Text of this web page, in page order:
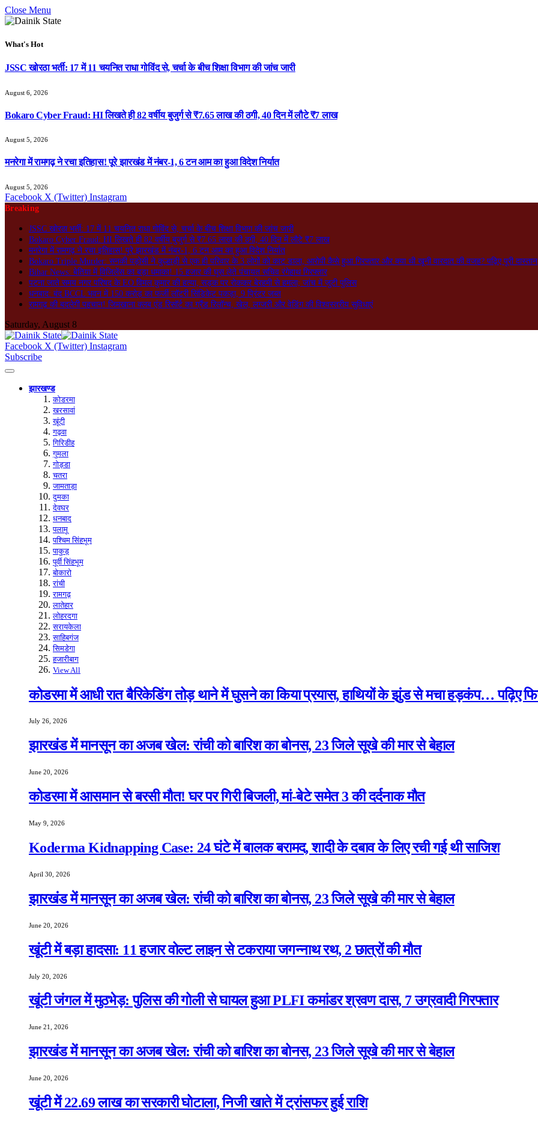
Close Menu
What's Hot
JSSC खोरठा भर्ती: 17 में 11 चयनित राधा गोविंद से, चर्चा के बीच शिक्षा विभाग की जांच जारी
August 6, 2026
Bokaro Cyber Fraud: HI लिखते ही 82 वर्षीय बुजुर्ग से ₹7.65 लाख की ठगी, 40 दिन में लौटे ₹7 लाख
August 5, 2026
मनरेगा में रामगढ़ ने रचा इतिहास! पूरे झारखंड में नंबर-1, 6 टन आम का हुआ विदेश निर्यात
August 5, 2026
Facebook X (Twitter) Instagram
Breaking
JSSC खोरठा भर्ती: 17 में 11 चयनित राधा गोविंद से, चर्चा के बीच शिक्षा विभाग की जांच जारी
Bokaro Cyber Fraud: HI लिखते ही 82 वर्षीय बुजुर्ग से ₹7.65 लाख की ठगी, 40 दिन में लौटे ₹7 लाख
मनरेगा में रामगढ़ ने रचा इतिहास! पूरे झारखंड में नंबर-1, 6 टन आम का हुआ विदेश निर्यात
Bokaro Triple Murder: सनकी पड़ोसी ने कुल्हाड़ी से एक ही परिवार के 3 लोगों को काट डाला, आरोपी कैसे हुआ गिरफ्तार और क्या थी खूनी वारदात की वजह? पढ़िए पूरी दास्तान
Bihar News: बेतिया में विजिलेंस का बड़ा धमाका! 15 हजार की घूस लेते पंचायत सचिव रंगेहाथ गिरफ्तार
पटना जाते समय नगर परिषद के EO विमल कुमार की हत्या, सड़क पर रोककर बेरहमी से हमला; जांच में जुटी पुलिस
धनबाद: बंद BCCL भवन में 150 करोड़ का फर्जी लॉटरी सिंडिकेट पकड़ा, 9 प्रिंटर जब्त
रामगढ़ की बदलेगी पहचान! जिमखाना क्लब एंड रिसॉर्ट का ग्रैंड रिलॉन्च, खेल, लग्जरी और वेडिंग की विश्वस्तरीय सुविधाएं
Saturday, August 8
Facebook X (Twitter) Instagram
Subscribe
झारखण्ड
कोडरमा
खरसावां
खूंटी
गढ़वा
गिरिडीह
गुमला
गोड्डा
चतरा
जामताड़ा
दुमका
देवघर
धनबाद
पलामू
पश्चिम सिंहभूम
पाकुड़
पूर्वी सिंहभूम
बोकारो
रांची
रामगढ़
लातेहार
लोहरदगा
सरायकेला
साहिबगंज
सिमडेगा
हजारीबाग
View All
कोडरमा में आधी रात बैरिकेडिंग तोड़ थाने में घुसने का किया प्रयास, हाथियों के झुंड से मचा हड़कंप… पढ़िए
July 26, 2026
झारखंड में मानसून का अजब खेल: रांची को बारिश का बोनस, 23 जिले सूखे की मार से बेहाल
June 20, 2026
कोडरमा में आसमान से बरसी मौत! घर पर गिरी बिजली, मां-बेटे समेत 3 की दर्दनाक मौत
May 9, 2026
Koderma Kidnapping Case: 24 घंटे में बालक बरामद, शादी के दबाव के लिए रची गई थी साजिश
April 30, 2026
झारखंड में मानसून का अजब खेल: रांची को बारिश का बोनस, 23 जिले सूखे की मार से बेहाल
June 20, 2026
खूंटी में बड़ा हादसा: 11 हजार वोल्ट लाइन से टकराया जगन्नाथ रथ, 2 छात्रों की मौत
July 20, 2026
खूंटी जंगल में मुठभेड़: पुलिस की गोली से घायल हुआ PLFI कमांडर श्रवण दास, 7 उग्रवादी गिरफ्तार
June 21, 2026
झारखंड में मानसून का अजब खेल: रांची को बारिश का बोनस, 23 जिले सूखे की मार से बेहाल
June 20, 2026
खूंटी में 22.69 लाख का सरकारी घोटाला, निजी खाते में ट्रांसफर हुई राशि